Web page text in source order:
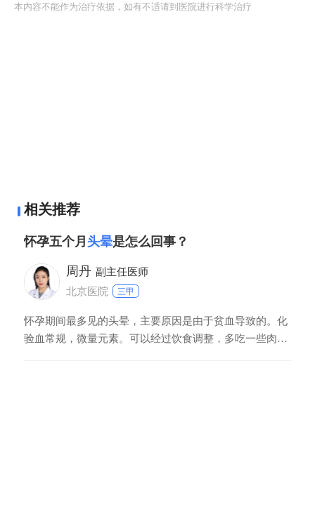
本内容不能作为治疗依据，如有不适请到医院进行科学治疗
相关推荐
怀孕五个月 头晕是怎么回事？
周丹 副主任医师
北京医院
三甲
怀孕期间最多见的头晕，主要原因是由于贫血导致的。化
验血常规，微量元素。可以经过饮食调整，多吃一些肉